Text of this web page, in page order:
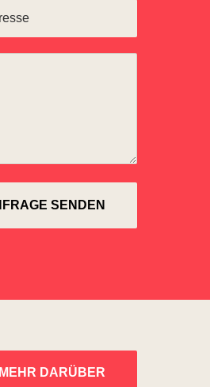
MEHR DARÜBER